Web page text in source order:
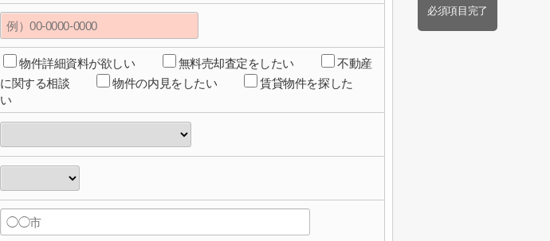
必須項目完了
物件詳細資料が欲しい 無料売却査定をしたい
不動産
に関する相談
物件の内見をしたい
賃貸物件を探した
い